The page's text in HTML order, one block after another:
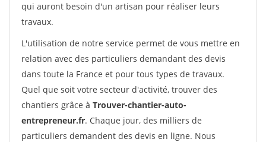
qui auront besoin d'un artisan pour réaliser leurs
travaux.
L'utilisation de notre service permet de vous mettre en
relation avec des particuliers demandant des devis
dans toute la France et pour tous types de travaux.
Quel que soit votre secteur d'activité, trouver des
chantiers grâce à Trouver-chantier-auto-
entrepreneur.fr. Chaque jour, des milliers de
particuliers demandent des devis en ligne. Nous